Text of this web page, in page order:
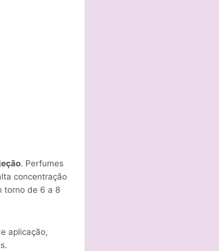
. Perfumes
concentração
torno de 6 a 8
aplicação,